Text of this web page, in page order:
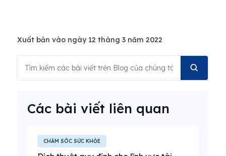
Xuất bản vào ngày 12 tháng 3 năm 2022
Các bài viết liên quan
CHĂM SÓC SỨC KHỎE